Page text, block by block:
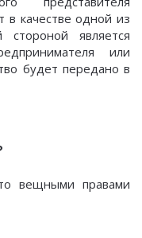
в качестве одной из
является
или
будет передано в
вещными правами